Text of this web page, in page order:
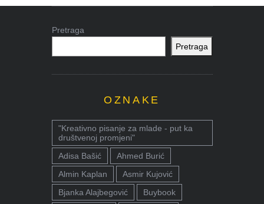
Pretraga
Pretraga
OZNAKE
"Kreativno pisanje za mlade - put ka
društvenoj promjeni"
Adisa Bašić
Ahmed Burić
Almin Kaplan
Asmir Kujović
Bjanka Alajbegović
Buybook